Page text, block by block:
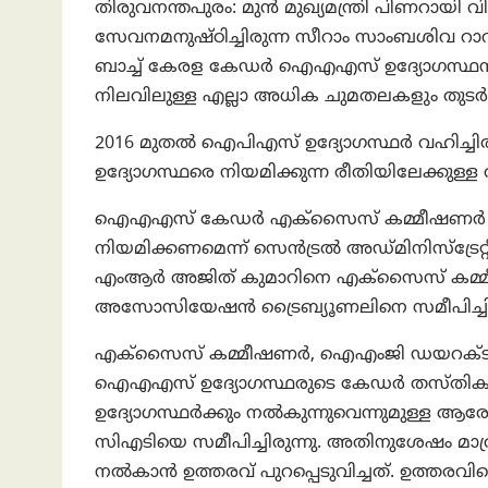
തിരുവനന്തപുരം: മുൻ മുഖ്യമന്ത്രി
സേവനമനുഷ്ഠിച്ചിരുന്ന സീറാം സാംബശിവ
ബാച്ച് കേരള കേഡർ ഐഎഎസ്
നിലവിലുള്ള എല്ലാ അധിക ചുമതലകളും
2016 മുതൽ ഐപിഎസ് ഉദ്യോഗസ്ഥർ
ഉദ്യോഗസ്ഥരെ നിയമിക്കുന്ന
ഐഎഎസ് കേഡർ എക്സൈസ് കമ്മീഷണർ
നിയമിക്കണമെന്ന് സെൻട്രൽ
എംആർ അജിത് കുമാറിനെ എക്സൈസ്
അസോസിയേഷൻ ട്രൈബ്യൂണലിനെ
എക്സൈസ് കമ്മീഷണർ, ഐഎംജി
ഐഎഎസ് ഉദ്യോഗസ്ഥരുടെ കേഡർ
ഉദ്യോഗസ്ഥർക്കും
സിഎടിയെ സമീപിച്ചിരുന്നു.
നൽകാൻ ഉത്തരവ് പുറപ്പെടുവിച്ചത്.